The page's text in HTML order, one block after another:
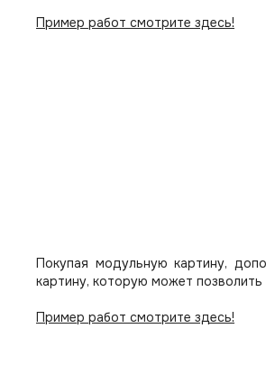
Пример работ смотрите здесь!
Покупая модульную картину,
картину, которую может
Пример работ смотрите здесь!